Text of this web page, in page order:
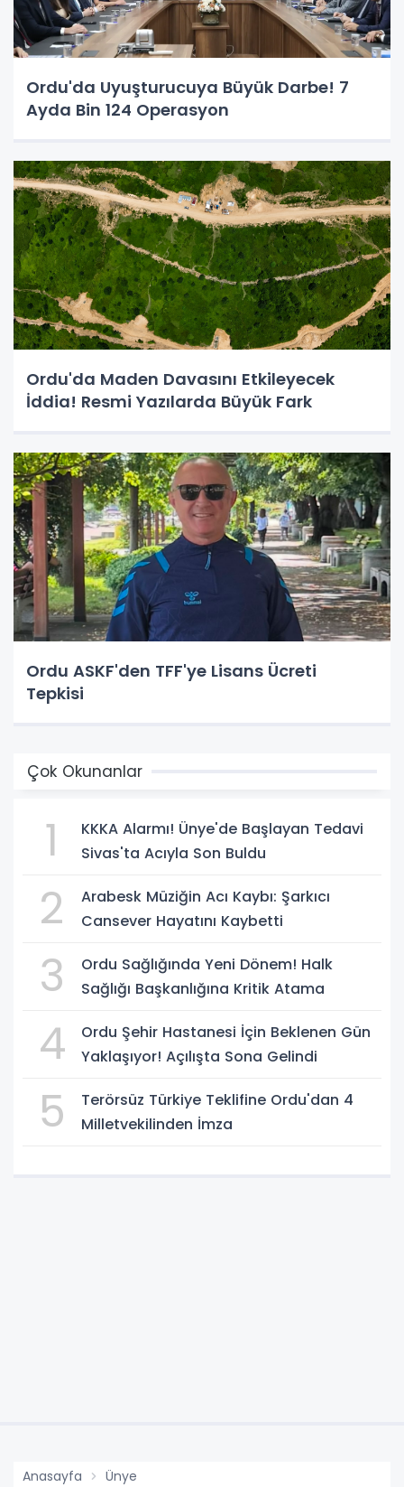
Ordu'da Uyuşturucuya Büyük Darbe! 7
Ayda Bin 124 Operasyon
Ordu'da Maden Davasını Etkileyecek
İddia! Resmi Yazılarda Büyük Fark
Ordu ASKF'den TFF'ye Lisans Ücreti
Tepkisi
Çok Okunanlar
1
KKKA Alarmı! Ünye'de Başlayan Tedavi
Sivas'ta Acıyla Son Buldu
2
Arabesk Müziğin Acı Kaybı: Şarkıcı
Cansever Hayatını Kaybetti
3
Ordu Sağlığında Yeni Dönem! Halk
Sağlığı Başkanlığına Kritik Atama
4
Ordu Şehir Hastanesi İçin Beklenen Gün
Yaklaşıyor! Açılışta Sona Gelindi
5
Terörsüz Türkiye Teklifine Ordu'dan 4
Milletvekilinden İmza
Anasayfa Ünye